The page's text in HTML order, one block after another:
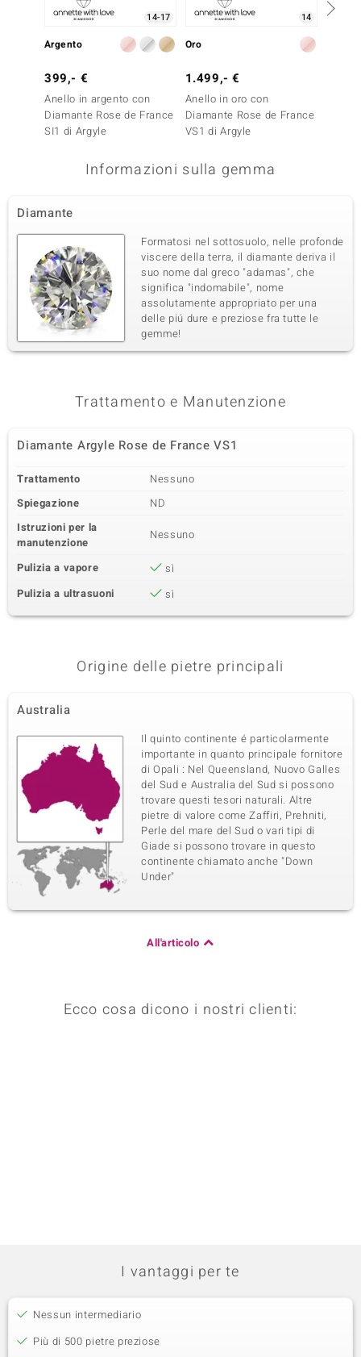
14-17
Argento
399,- €
Anello in argento con
Diamante Rose de France
SI1 di Argyle
14
Oro
1.499,- €
Anello in oro con
Diamante Rose de France
VS1 di Argyle
Informazioni sulla gemma
Diamante
Formatosi nel sottosuolo, nelle profonde
viscere della terra, il diamante deriva il
suo nome dal greco "adamas", che
significa "indomabile", nome
assolutamente appropriato per una
delle piú dure e preziose fra tutte le
gemme!
Trattamento e Manutenzione
Diamante Argyle Rose de France VS1
Trattamento
Nessuno
Spiegazione
ND
Istruzioni per la
manutenzione
Nessuno
Pulizia a vapore
sì
Pulizia a ultrasuoni
sì
Origine delle pietre principali
Australia
Il quinto continente é particolarmente
importante in quanto principale fornitore
di Opali : Nel Queensland, Nuovo Galles
del Sud e Australia del Sud si possono
trovare questi tesori naturali. Altre
pietre di valore come Zaffiri, Prehniti,
Perle del mare del Sud o vari tipi di
Giade si possono trovare in questo
continente chiamato anche "Down
Under"
All'articolo
Ecco cosa dicono i nostri clienti:
I vantaggi per te
Nessun intermediario
Più di 500 pietre preziose